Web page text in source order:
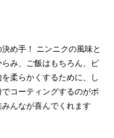
め手！ ニンニクの風味と
み、ご飯はもちろん、ビ
柔らかくするために、し
コーティングするのがポ
んなが喜んでくれます